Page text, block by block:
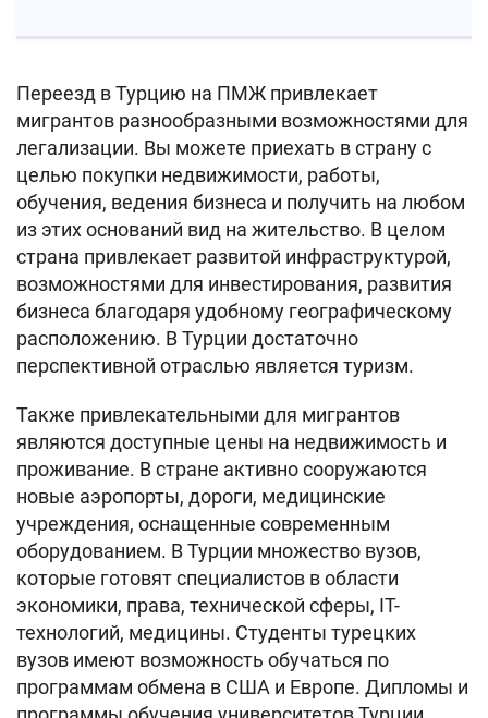
Переезд в Турцию на ПМЖ привлекает
мигрантов разнообразными возможностями для
легализации. Вы можете приехать в страну с
целью покупки недвижимости, работы,
обучения, ведения бизнеса и получить на любом
из этих оснований вид на жительство. В целом
страна привлекает развитой инфраструктурой,
возможностями для инвестирования, развития
бизнеса благодаря удобному географическому
расположению. В Турции достаточно
перспективной отраслью является туризм.
Также привлекательными для мигрантов
являются доступные цены на недвижимость и
проживание. В стране активно сооружаются
новые аэропорты, дороги, медицинские
учреждения, оснащенные современным
оборудованием. В Турции множество вузов,
которые готовят специалистов в области
экономики, права, технической сферы, IT-
технологий, медицины. Студенты турецких
вузов имеют возможность обучаться по
программам обмена в США и Европе. Дипломы и